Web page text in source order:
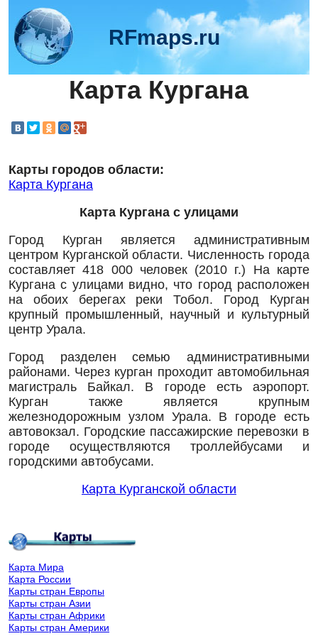
RFmaps.ru
Карта Кургана
Карты городов области:
Карта Кургана
Карта Кургана с улицами
Город Курган является административным
центром Курганской области. Численность города
составляет 418 000 человек (2010 г.) На карте
Кургана с улицами видно, что город расположен
на обоих берегах реки Тобол. Город Курган
крупный промышленный, научный и культурный
центр Урала.
Город разделен семью административными
районами. Через курган проходит автомобильная
магистраль Байкал. В городе есть аэропорт.
Курган также является крупным
железнодорожным узлом Урала. В городе есть
автовокзал. Городские пассажирские перевозки в
городе осуществляются троллейбусами и
городскими автобусами.
Карта Курганской области
Карта Мира
Карта России
Карты стран Европы
Карты стран Азии
Карты стран Африки
Карты стран Америки